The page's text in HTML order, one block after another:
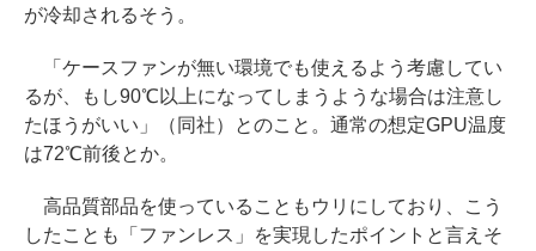
が冷却されるそう。
「ケースファンが無い環境でも使えるよう考慮してい
るが、もし90℃以上になってしまうような場合は注意し
たほうがいい」（同社）とのこと。通常の想定GPU温度
は72℃前後とか。
高品質部品を使っていることもウリにしており、こう
したことも「ファンレス」を実現したポイントと言えそ